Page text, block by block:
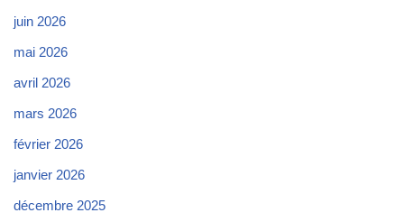
juin 2026
mai 2026
avril 2026
mars 2026
février 2026
janvier 2026
décembre 2025